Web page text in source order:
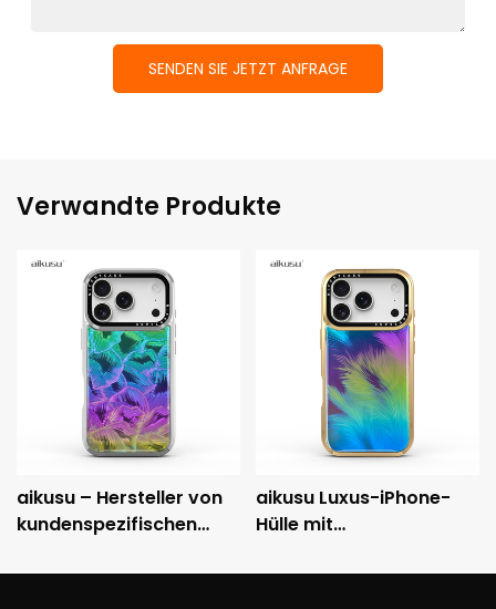
SENDEN SIE JETZT ANFRAGE
Verwandte Produkte
aikusu – Hersteller von
kundenspezifischen
Handyhüllen – 3M-
aikusu Luxus-iPhone-
Hülle mit
metallisch